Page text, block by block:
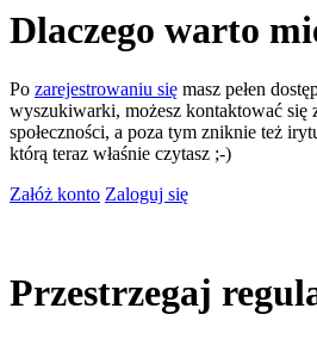
Dlaczego warto
Po zarejestrowaniu się masz pełen
wyszukiwarki, możesz kontaktować się
społeczności, a poza tym zniknie też
którą teraz właśnie czytasz ;-)
Załóż konto Zaloguj się
Przestrzegaj